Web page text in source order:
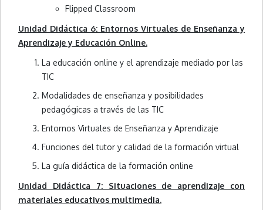
Flipped Classroom
Unidad Didáctica 6: Entornos Virtuales de Enseñanza y
Aprendizaje y Educación Online.
La educación online y el aprendizaje mediado por las
TIC
Modalidades de enseñanza y posibilidades
pedagógicas a través de las TIC
Entornos Virtuales de Enseñanza y Aprendizaje
Funciones del tutor y calidad de la formación virtual
La guía didáctica de la formación online
Unidad Didáctica 7: Situaciones de aprendizaje con
materiales educativos multimedia.